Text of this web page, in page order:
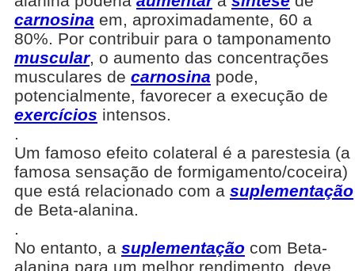
carnosina em, aproximadamente, 60 a
80%. Por contribuir para o tamponamento
muscular, o aumento das concentrações
musculares de carnosina pode,
potencialmente, favorecer a execução de
exercícios intensos.
.
Um famoso efeito colateral é a parestesia (a
famosa sensação de formigamento/coceira)
que está relacionado com a suplementação
de Beta-alanina.
.
No entanto, a suplementação com Beta-
alanina para um melhor rendimento, deve